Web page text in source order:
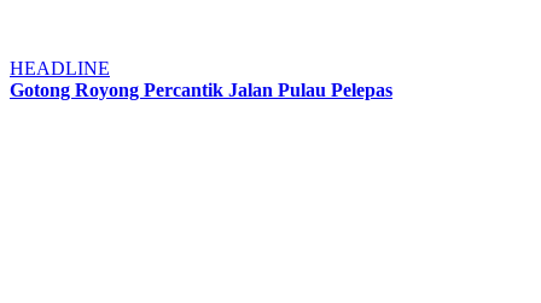
HEADLINE
Gotong Royong Percantik Jalan Pulau Pelepas